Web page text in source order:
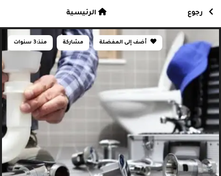
أضف إلى المفضلة مشاركة منذ:3 سنوات
رجوع الرئيسية